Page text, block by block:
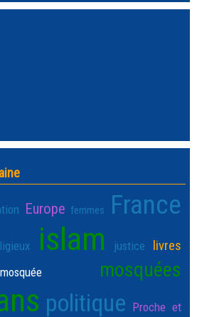
Europe femmes France
islam justice livres
mosquée mosquées
politique Proche et